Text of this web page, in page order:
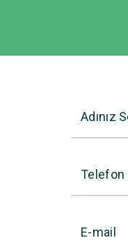
Adınız
Telefon
E-mail